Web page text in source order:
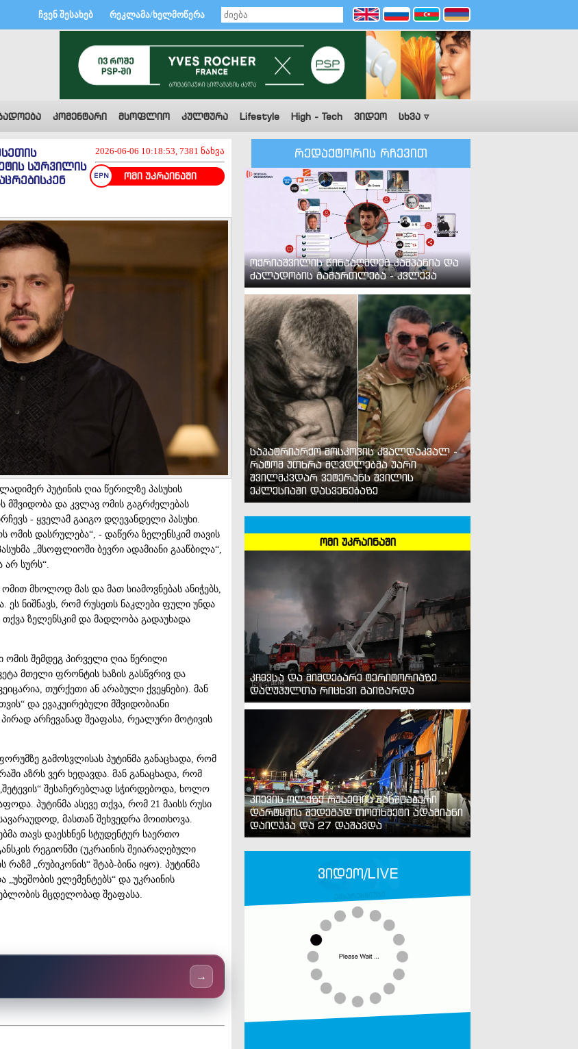
ჩვენ შესახებ რეკლამა/ხელმოწერა
კომენტარი მსოფლიო კულტურა Lifestyle High - Tech ვიდეო სხვა ▿
2026-06-06 10:18:53, 7381 ნახვა
ომი უკრაინაში
სურვილის
პუტინის ღია წერილზე პასუხის
მშვიდობა და კვლავ ომის გაგრძელებას
- ყველამ გაიგო დღევანდელი პასუხი.
ომის დასრულება“, - დაწერა ზელენსკიმ თავის
„მსოფლიოში ბევრი ადამიანი გააწბილა“,
არ სურს“.
მხოლოდ მას და მათ სიამოვნებას ანიჭებს,
ეს ნიშნავს, რომ რუსეთს ნაკლები ფული უნდა
ზელენსკიმ და მადლობა გადაუხადა
ომის შემდეგ პირველი ღია წერილი
მთელი ფრონტის ხაზის გასწვრივ და
თურქეთი ან არაბული ქვეყნები). მან
და ევაკუირებული მშვიდობიანი
არჩევანად შეაფასა, რეალური მოტივის
გამოსვლისას პუტინმა განაცხადა, რომ
აზრს ვერ ხედავდა. მან განაცხადა, რომ
შესაჩერებლად სჭირდებოდა, ხოლო
პუტინმა ასევე თქვა, რომ 21 მაისს რუსი
მასთან შეხვედრა მოითხოვა.
თავს დაესხნენ სტუდენტურ საერთო
რეგიონში (უკრაინის შეიარაღებული
„რუბიკონის“ შტაბ-ბინა იყო). პუტინმა
ელემენტებს“ და უკრაინის
მცდელობად შეაფასა.
→
რედაქტორის რჩევით
ოქრიაშვილის წინააღმდეგ კამპანია და
ძალადობის გამართლება - კვლევა
საპატრიარქო მოსკოვის კვალდაკვალ -
რატომ უთხრა მღვდლებმა უარი
შვილმკვდარ ვეტერანს შვილის
ეკლესიაში დასვენებაზე
ომი უკრაინაში
კიევსა და მიმდებარე ტერიტორიაზე
დაღუპულთა რიცხვი გაიზარდა
კიევის ოლქზე რუსეთის მასშტაბური
დარტყმის შედეგად თოთხმეტი ადამიანი
დაიღუპა და 27 დაშავდა
ვიდეო/LIVE